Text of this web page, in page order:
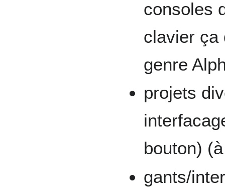
consoles
clavier ça
genre
projets
bouton)
gants/